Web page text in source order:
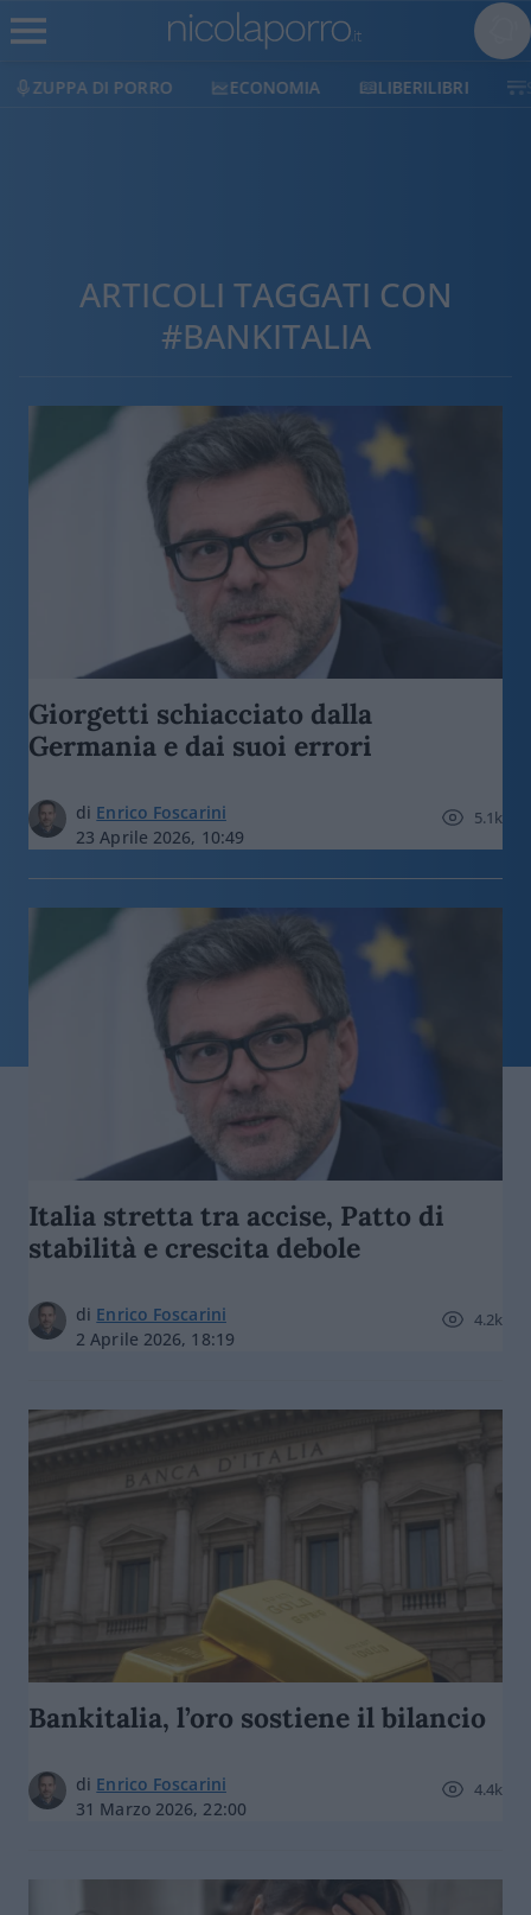
ECONOMIA LIBERILIBRI SHOP SOSTIENICI
ARTICOLI TAGGATI CON
#BANKITALIA
Giorgetti schiacciato dalla
Germania e dai suoi errori
di Enrico Foscarini
23 Aprile 2026, 10:49
5.1k
Italia stretta tra accise, Patto di
stabilità e crescita debole
di Enrico Foscarini
2 Aprile 2026, 18:19
4.2k
Bankitalia, l’oro sostiene il bilancio
di Enrico Foscarini
31 Marzo 2026, 22:00
4.4k